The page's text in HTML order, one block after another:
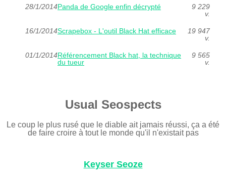
28/1/2014Panda de Google enfin décrypté
9 229
v.
16/1/2014Scrapebox - L'outil Black Hat efficace
19 947
v.
01/1/2014Référencement Black hat, la technique
du tueur
9 565
v.
Usual Seospects
Le coup le plus rusé que le diable ait jamais réussi, ça a été
de faire croire à tout le monde qu'il n'existait pas
Keyser Seoze